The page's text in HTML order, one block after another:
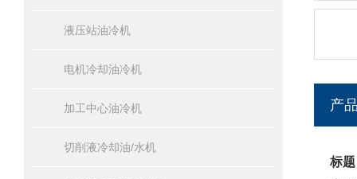
液压站油冷机
电机冷却油冷机
加工中心油冷机
切削液冷却油/水机
产
标